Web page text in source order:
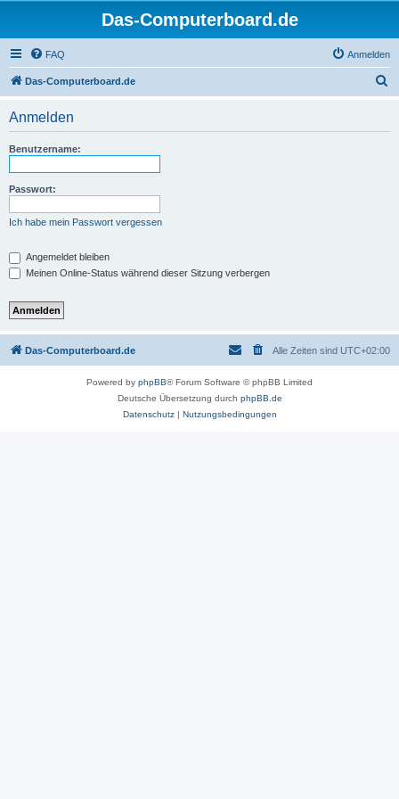
Das-Computerboard.de
FAQ Anmelden
Das-Computerboard.de
Anmelden
Benutzername:
Passwort:
Ich habe mein Passwort vergessen
Angemeldet bleiben
Meinen Online-Status während dieser Sitzung verbergen
Das-Computerboard.de Alle Zeiten sind UTC+02:00
Powered by phpBB® Forum Software © phpBB Limited
Deutsche Übersetzung durch phpBB.de
Datenschutz| Nutzungsbedingungen